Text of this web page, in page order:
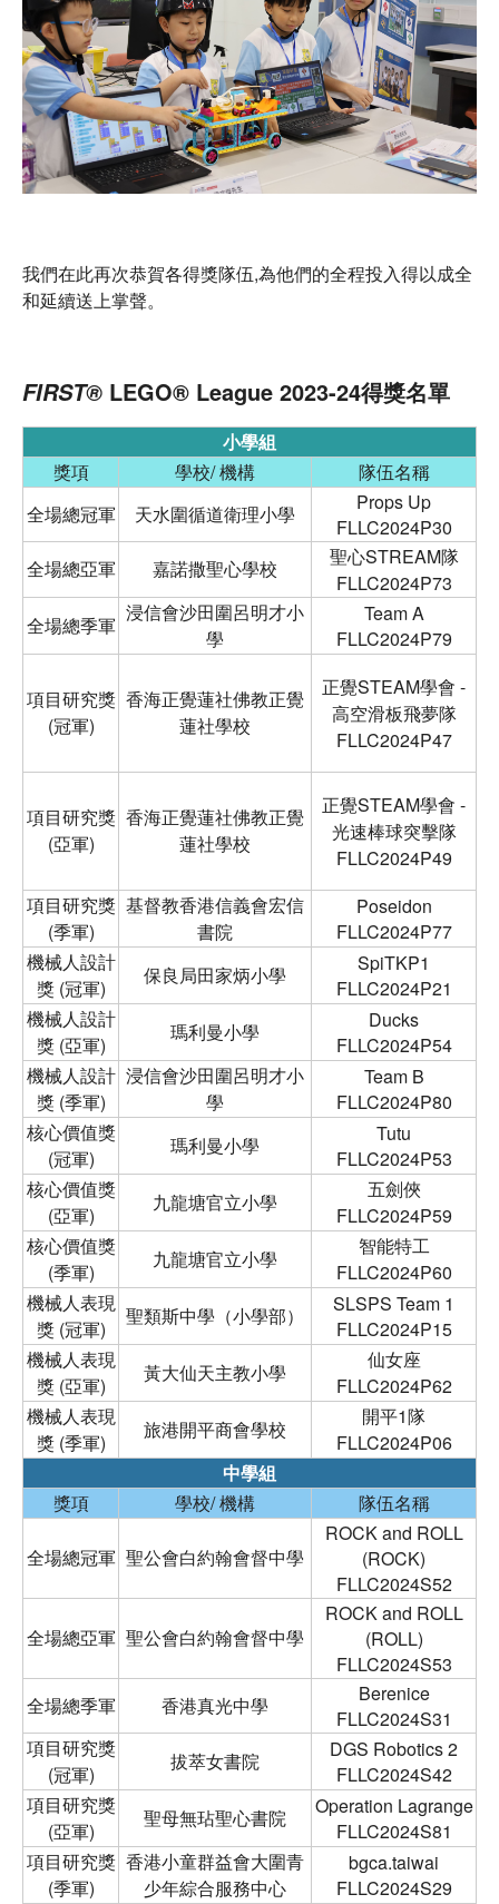
我們在此再次恭賀各得獎隊伍,為他們的全程投入得以成全
和延續送上掌聲。
FIRST® LEGO® League 2023-24得獎名單
小學組
獎項
學校/ 機構
隊伍名稱
全場總冠軍
天水圍循道衛理小學
Props Up
FLLC2024P30
全場總亞軍
嘉諾撒聖心學校
聖心STREAM隊
FLLC2024P73
全場總季軍
浸信會沙田圍呂明才小
學
Team A
FLLC2024P79
項目研究獎
(冠軍)
香海正覺蓮社佛教正覺
蓮社學校
正覺STEAM學會 -
高空滑板飛夢隊
FLLC2024P47
項目研究獎
(亞軍)
香海正覺蓮社佛教正覺
蓮社學校
正覺STEAM學會 -
光速棒球突擊隊
FLLC2024P49
項目研究獎
(季軍)
基督教香港信義會宏信
書院
Poseidon
FLLC2024P77
機械人設計
獎 (冠軍)
保良局田家炳小學
SpiTKP1
FLLC2024P21
機械人設計
獎 (亞軍)
瑪利曼小學
Ducks
FLLC2024P54
機械人設計
獎 (季軍)
浸信會沙田圍呂明才小
學
Team B
FLLC2024P80
核心價值獎
(冠軍)
瑪利曼小學
Tutu
FLLC2024P53
核心價值獎
(亞軍)
九龍塘官立小學
五劍俠
FLLC2024P59
核心價值獎
(季軍)
九龍塘官立小學
智能特工
FLLC2024P60
機械人表現
獎 (冠軍)
聖類斯中學（小學部）
SLSPS Team 1
FLLC2024P15
機械人表現
獎 (亞軍)
黃大仙天主教小學
仙女座
FLLC2024P62
機械人表現
獎 (季軍)
旅港開平商會學校
開平1隊
FLLC2024P06
中學組
獎項
學校/ 機構 隊伍名稱
全場總冠軍 聖公會白約翰會督中學
ROCK and ROLL
(ROCK)
FLLC2024S52
全場總亞軍 聖公會白約翰會督中學
ROCK and ROLL
(ROLL)
FLLC2024S53
全場總季軍
香港真光中學
Berenice
FLLC2024S31
項目研究獎
(冠軍)
拔萃女書院
DGS Robotics 2
FLLC2024S42
項目研究獎
(亞軍)
聖母無玷聖心書院
Operation Lagrange
FLLC2024S81
項目研究獎
(季軍)
香港小童群益會大圍青
少年綜合服務中心
bgca.taiwai
FLLC2024S29